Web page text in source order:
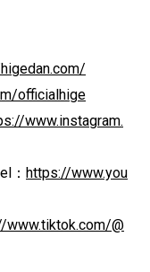
officialhige
www.instagram.
： https://www.you
www.tiktok.com/@